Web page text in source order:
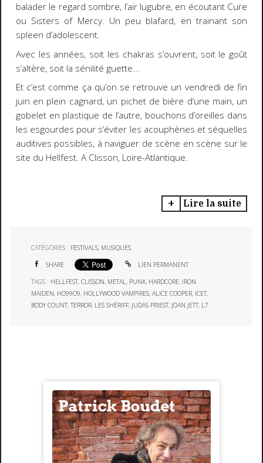
balader le regard sombre, l’air lugubre, en écoutant Cure
ou Sisters of Mercy. Un peu blafard, en trainant son
spleen d’adolescent.
Avec les années, soit les chakras s’ouvrent, soit le goût
s’altère, soit la sénilité guette...
Et c’est comme ça qu’on se retrouve un vendredi de fin
juin en plein cagnard, un pichet de bière d’une main, un
gobelet en plastique de l’autre, bouchons d’oreilles dans
les esgourdes pour s’éviter les acouphènes et séquelles
auditives possibles, à naviguer de scène en scène sur le
site du Hellfest. A Clisson, Loire-Atlantique.
Lire la suite
CATÉGORIES : FESTIVALS, MUSIQUES
SHARE LIEN PERMANENT
TAGS : HELLFEST,CLISSON, METAL, PUNK, HARDCORE, IRON
MAIDEN, HO99O9, HOLLYWOOD VAMPIRES,ALICE COOPER, ICET,
BODY COUNT,TERROR, LES SHÉRIFF, JUDAS PRIEST, JOAN JETT, L7